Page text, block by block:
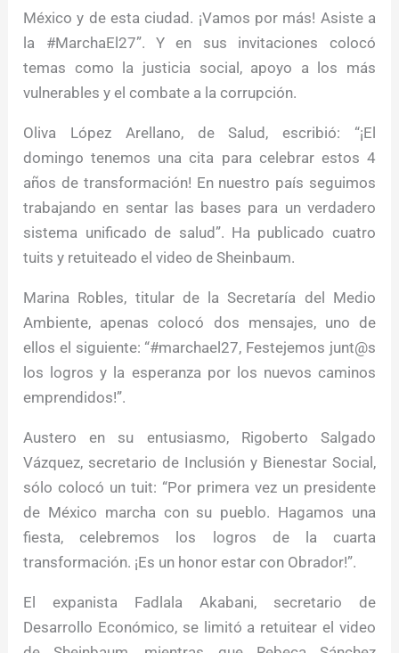
México y de esta ciudad. ¡Vamos por más! Asiste a
la #MarchaEl27”. Y en sus invitaciones colocó
temas como la justicia social, apoyo a los más
vulnerables y el combate a la corrupción.
Oliva López Arellano, de Salud, escribió: “¡El
domingo tenemos una cita para celebrar estos 4
años de transformación! En nuestro país seguimos
trabajando en sentar las bases para un verdadero
sistema unificado de salud”. Ha publicado cuatro
tuits y retuiteado el video de Sheinbaum.
Marina Robles, titular de la Secretaría del Medio
Ambiente, apenas colocó dos mensajes, uno de
ellos el siguiente: “#marchael27, Festejemos junt@s
los logros y la esperanza por los nuevos caminos
emprendidos!”.
Austero en su entusiasmo, Rigoberto Salgado
Vázquez, secretario de Inclusión y Bienestar Social,
sólo colocó un tuit: “Por primera vez un presidente
de México marcha con su pueblo. Hagamos una
fiesta, celebremos los logros de la cuarta
transformación. ¡Es un honor estar con Obrador!”.
El expanista Fadlala Akabani, secretario de
Desarrollo Económico, se limitó a retuitear el video